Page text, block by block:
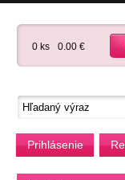
0 ks 0.00 €
Prihlásenie